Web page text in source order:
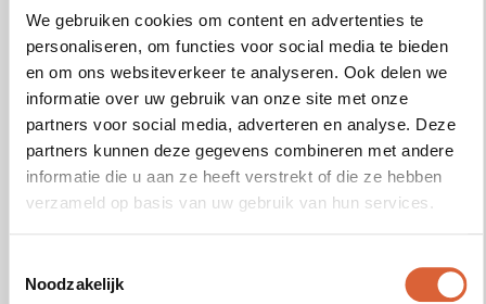
We gebruiken cookies om content en advertenties te
personaliseren, om functies voor social media te bieden
en om ons websiteverkeer te analyseren. Ook delen we
informatie over uw gebruik van onze site met onze
partners voor social media, adverteren en analyse. Deze
partners kunnen deze gegevens combineren met andere
informatie die u aan ze heeft verstrekt of die ze hebben
verzameld op basis van uw gebruik van hun services.
Noodzakelijk
De basiskennis en vakkennis;
Het correct beladen en belasten van
de heftruck en reachtruck;
Uitvoeren van dagelijkse
voertuigcontroles;
De verkeersvoorschriften op de
werkvloer.
Bent u geïnteresseerd om uw heftruck en
vandaag nog in of neem contact met ons op,
zodat wij al uw vragen kunnen